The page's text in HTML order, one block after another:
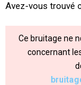
Avez-vous trouvé
Ce bruitage ne
concernant